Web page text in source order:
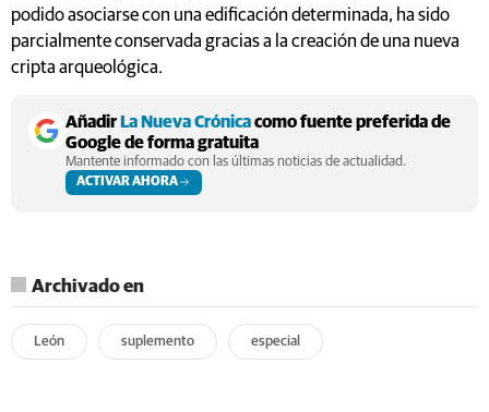
podido asociarse con una edificación determinada, ha sido
parcialmente conservada gracias a la creación de una nueva
cripta arqueológica.
AñadirLa Nueva Crónicacomo fuente preferida de
Google de forma gratuita
Mantente informado con las últimas noticias de actualidad.
ACTIVAR AHORA
Archivado en
León suplemento especial